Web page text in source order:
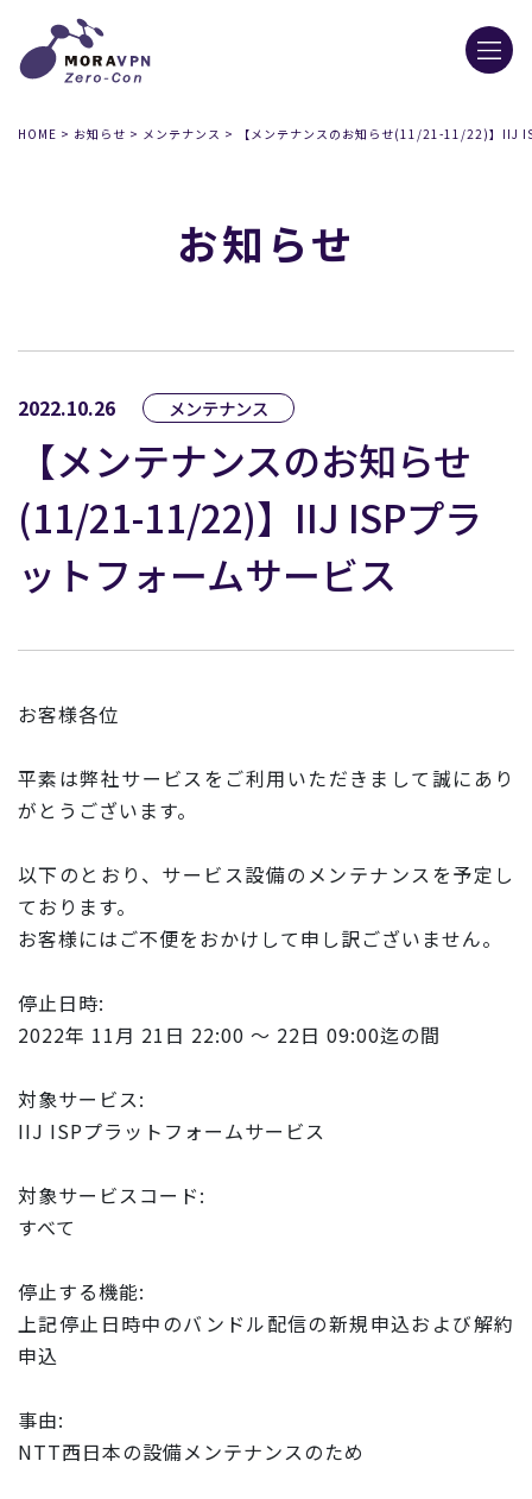
HOME > お知らせ > メンテナンス > 【メンテナンスのお知らせ(11/21-11/22)】IIJ
お知らせ
2022.10.26 メンテナンス
【メンテナンスのお知らせ
(11/21-11/22)】IIJ ISPプラ
ットフォームサービス
お客様各位
平素は弊社サービスをご利用いただきまして誠にあり
がとうございます。
以下のとおり、サービス設備のメンテナンスを予定し
ております。
お客様にはご不便をおかけして申し訳ございません。
停止日時:
2022年 11月 21日 22:00 ～ 22日 09:00迄の間
対象サービス:
IIJ ISPプラットフォームサービス
対象サービスコード:
すべて
停止する機能:
上記停止日時中のバンドル配信の新規申込および解約
申込
事由:
NTT西日本の設備メンテナンスのため